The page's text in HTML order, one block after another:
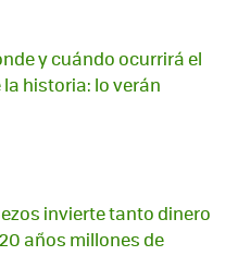
y cuándo ocurrirá el
historia: lo verán
invierte tanto dinero
años millones de